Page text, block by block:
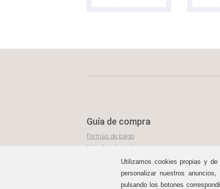
Guía de compra
Formas de pago
Métodos de envío
Política de devoluciones
Área de clientes
Utilizamos cookies propias y
personalizar nuestros
pulsando los botones